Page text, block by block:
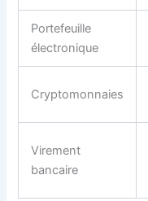
Portefeuille
électronique
Cryptomonnaies
Virement
bancaire